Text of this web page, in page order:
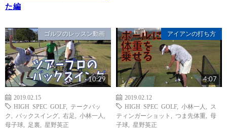
た編
ゴルフのレッスン動画
10:29
2019.02.15
HIGH SPEC GOLF, テークバッ
ク
バックスイング 右足 小林一人
母子球
足裏 星野英正
アイアンの打ち方
4:07
2019.02.12
HIGH SPEC GOLF, 小林一人
ス
ティンガーショット
つま先体重
母
子球
星野英正